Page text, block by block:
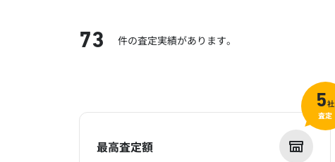
73 件の査定実績があります。
最高査定額
5社
査定